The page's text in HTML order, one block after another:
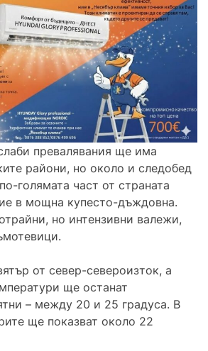
превалявания ще има
райони, но около и следобед
голямата част от страната
в мощна купесто-дъждовна.
но интензивни валежи,
от север-североизток, а
ще останат
– между 20 и 25 градуса. В
ще показват около 22